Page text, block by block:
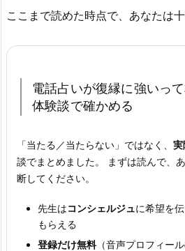
ここまで読めた時点で、あなたは
電話占いが復縁に強いっ
体験談で確かめる
「当たる／当たらない」ではなく、 実
談でまとめました。 まずは読んで、
断してください。
先生はコンシェルジュに希望を
もらえる
登録だけ無料（音声プロフィー